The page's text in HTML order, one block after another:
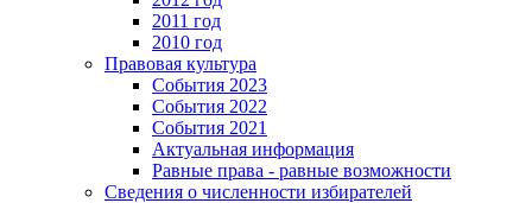
2011 год
2010 год
Правовая культура
События 2023
События 2022
События 2021
Актуальная информация
Равные права - равные возможности
Сведения о численности избирателей